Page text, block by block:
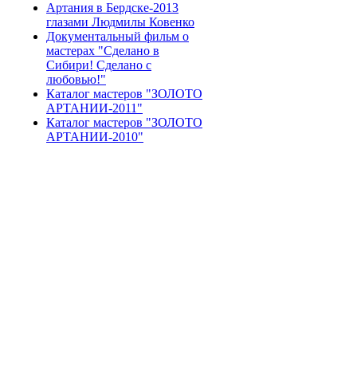
Артания в Бердске-2013
глазами Людмилы Ковенко
Документальный фильм о
мастерах "Сделано в
Сибири! Сделано с
любовью!"
Каталог мастеров "ЗОЛОТО
АРТАНИИ-2011"
Каталог мастеров "ЗОЛОТО
АРТАНИИ-2010"